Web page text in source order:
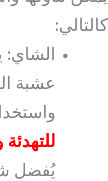
كالتالي:
عشبة
يُفضل